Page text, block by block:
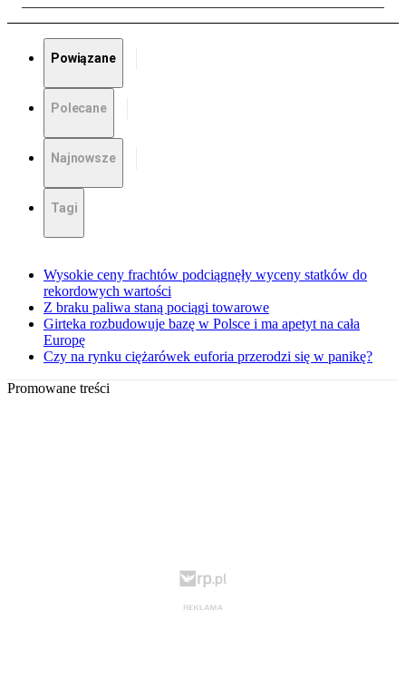
Powiązane
Polecane
Najnowsze
Tagi
Wysokie ceny frachtów podciągnęły wyceny statków do
rekordowych wartości
Z braku paliwa staną pociągi towarowe
Girteka rozbudowuje bazę w Polsce i ma apetyt na cała
Europę
Czy na rynku ciężarówek euforia przerodzi się w panikę?
Promowane treści